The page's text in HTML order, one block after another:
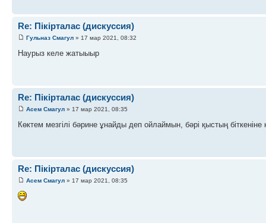
Re: Пікірталас (дискуссия)
Гульназ Смагул » 17 мар 2021, 08:32
Наурыз келе жатыыыр
Re: Пікірталас (дискуссия)
Асем Смагул » 17 мар 2021, 08:35
Көктем мезгілі бәрине ұнайды деп ойлаймын, бәрі қыстың біткеніне
Re: Пікірталас (дискуссия)
Асем Смагул » 17 мар 2021, 08:35